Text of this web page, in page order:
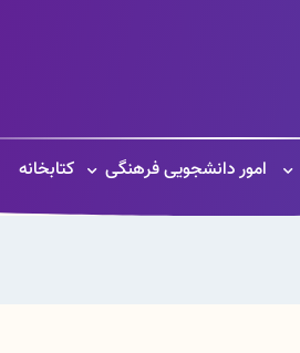
امور دانشجویی فرهنگی کتابخانه